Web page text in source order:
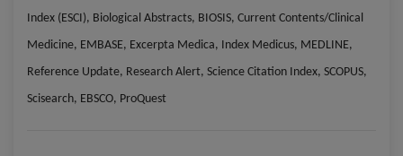
Index (ESCI), Biological Abstracts, BIOSIS, Current Contents/Clinical
Medicine, EMBASE, Excerpta Medica, Index Medicus, MEDLINE,
Reference Update, Research Alert, Science Citation Index, SCOPUS,
Scisearch, EBSCO, ProQuest